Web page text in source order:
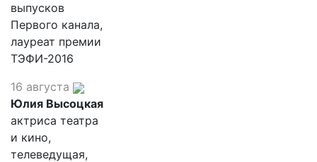
выпусков
Первого канала,
лауреат премии
ТЭФИ-2016
16 августа
Юлия Высоцкая
актриса театра
и кино,
телеведущая,